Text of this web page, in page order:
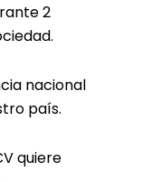
2
nacional
país.
quiere